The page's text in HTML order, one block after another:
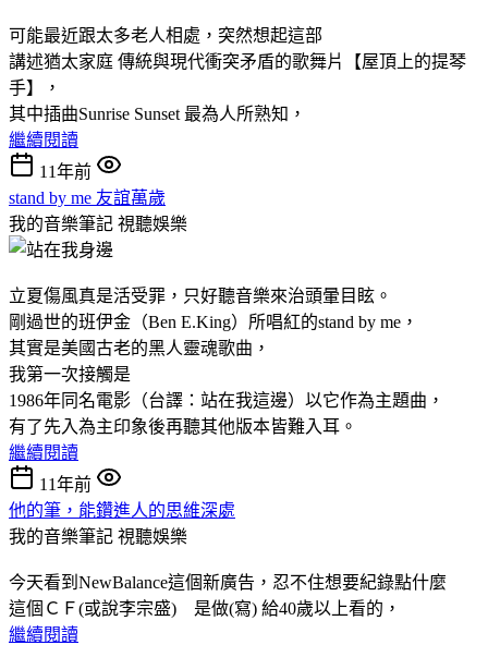
可能最近跟太多老人相處，突然想起這部
講述猶太家庭 傳統與現代衝突矛盾的歌舞片【屋頂上的提琴
手】，
其中插曲Sunrise Sunset 最為人所熟知，
繼續閱讀
11年前
stand by me 友誼萬歲
我的音樂筆記 視聽娛樂
立夏傷風真是活受罪，只好聽音樂來治頭暈目眩。
剛過世的班伊金（Ben E.King）所唱紅的stand by me，
其實是美國古老的黑人靈魂歌曲，
我第一次接觸是
1986年同名電影（台譯：站在我這邊）以它作為主題曲，
有了先入為主印象後再聽其他版本皆難入耳。
繼續閱讀
11年前
他的筆，能鑽進人的思維深處
我的音樂筆記 視聽娛樂
今天看到NewBalance這個新廣告，忍不住想要紀錄點什麼
這個ＣＦ(或說李宗盛) 是做(寫) 給40歲以上看的，
繼續閱讀